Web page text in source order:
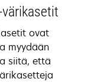
ovat
myydään
siitä, että